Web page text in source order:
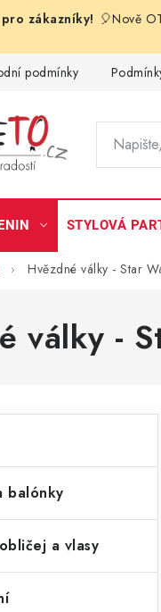
🎈Nově
podmínky
STYLOVÁ
Hvězdné války - Star
války -
balónky
a vlasy